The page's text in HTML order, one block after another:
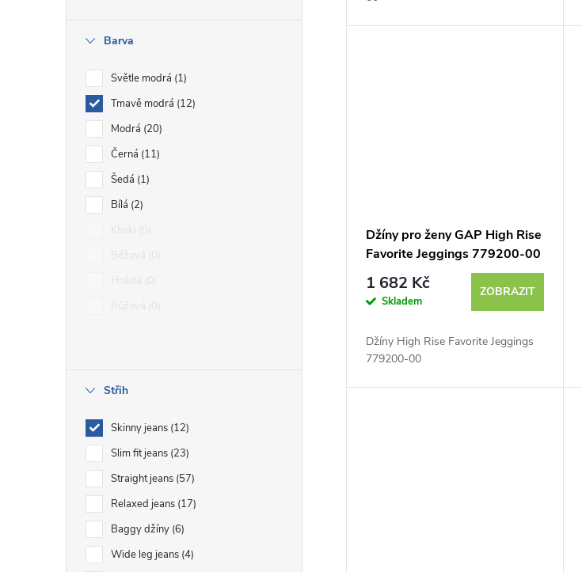
Barva
Světle modrá 1
Tmavě modrá 12
Modrá 20
Černá 11
Šedá 1
Bílá 2
Střih
Skinny jeans 12
Slim fit jeans 23
Straight jeans 57
Relaxed jeans 17
Baggy džíny 6
Wide leg jeans 4
u
Džíny pro ženy GAP High Rise
Favorite Jeggings 779200-00
1 682 Kč
Skladem
ZOBRAZIT
Džíny High Rise Favorite Jeggings
779200-00